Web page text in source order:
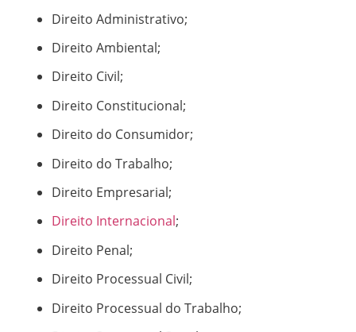
Direito Administrativo;
Direito Ambiental;
Direito Civil;
Direito Constitucional;
Direito do Consumidor;
Direito do Trabalho;
Direito Empresarial;
Direito Internacional;
Direito Penal;
Direito Processual Civil;
Direito Processual do Trabalho;